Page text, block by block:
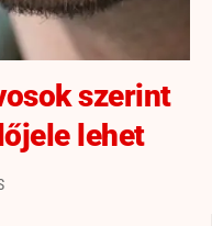
szerint
lehet